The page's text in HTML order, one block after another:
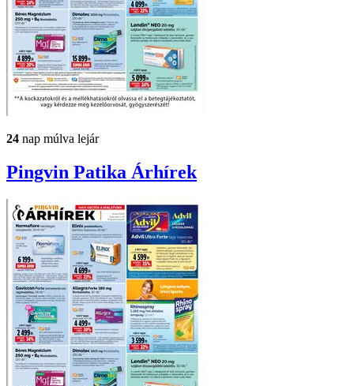
24 nap múlva lejár
Pingvin Patika Árhírek